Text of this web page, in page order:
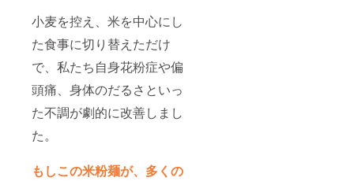
小麦を控え、米を中心にし
た食事に切り替えただけ
で、私たち自身花粉症や偏
頭痛、身体のだるさといっ
た不調が劇的に改善しまし
た。
もしこの米粉麺が、多くの